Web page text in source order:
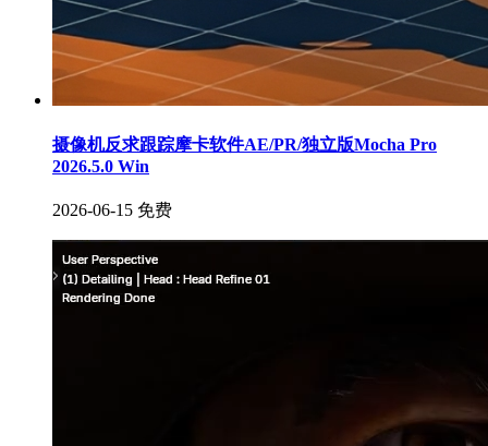
摄像机反求跟踪摩卡软件AE/PR/独立版Mocha Pro
2026.5.0 Win
2026-06-15 免费